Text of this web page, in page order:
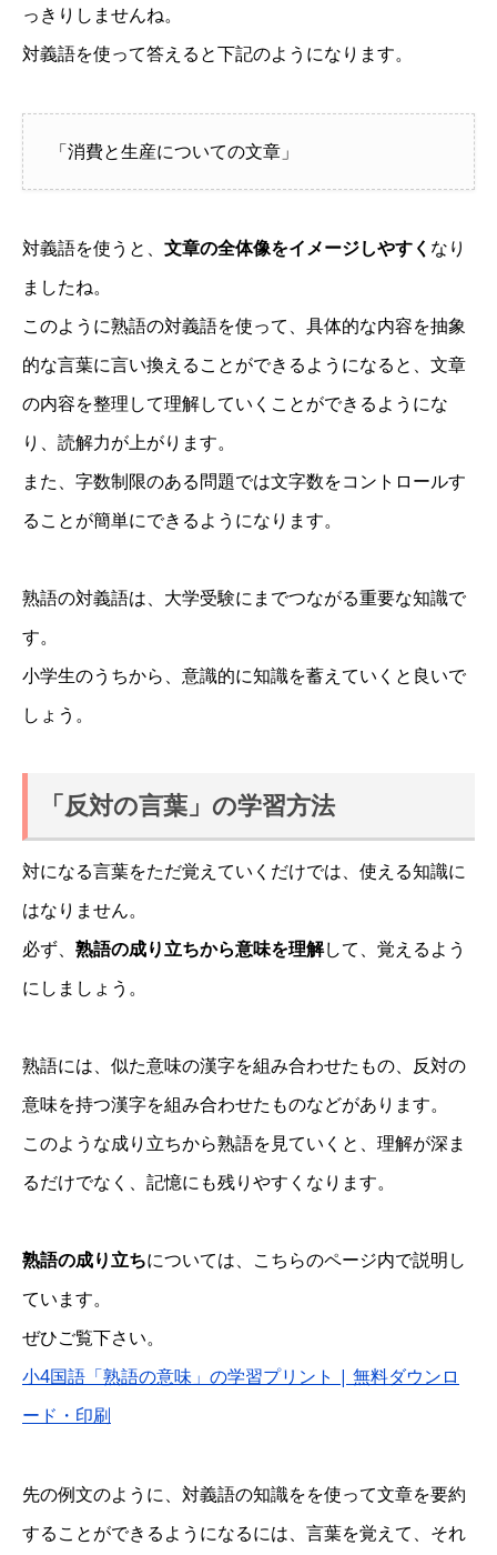
っきりしませんね。
対義語を使って答えると下記のようになります。
「消費と生産についての文章」
対義語を使うと、 文章の全体像をイメージしやすく なり
ましたね。
このように熟語の対義語を使って、具体的な内容を抽象
的な言葉に言い換えることができるようになると、文章
の内容を整理して理解していくことができるようにな
り、読解力が上がります。
また、字数制限のある問題では文字数をコントロールす
ることが簡単にできるようになります。
熟語の対義語は、大学受験にまでつながる重要な知識で
す。
小学生のうちから、意識的に知識を蓄えていくと良いで
しょう。
「反対の言葉」の学習方法
対になる言葉をただ覚えていくだけでは、使える知識に
はなりません。
必ず、 熟語の成り立ちから意味を理解して、覚えるよう
にしましょう。
熟語には、似た意味の漢字を組み合わせたもの、反対の
意味を持つ漢字を組み合わせたものなどがあります。
このような成り立ちから熟語を見ていくと、理解が深ま
るだけでなく、記憶にも残りやすくなります。
熟語の成り立ちについては、こちらのページ内で説明し
ています。
ぜひご覧下さい。
小4国語「熟語の意味」の学習プリント | 無料ダウンロ
ード・印刷
先の例文のように、対義語の知識をを使って文章を要約
することができるようになるには、言葉を覚えて、それ